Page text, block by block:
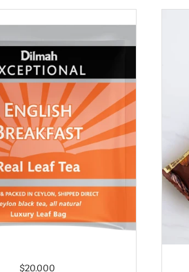
$20.000